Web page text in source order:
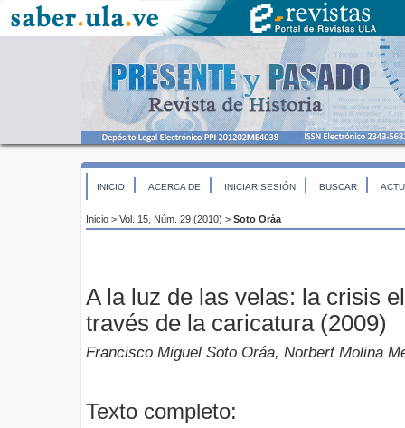
INICIO ACERCA DE INICIAR SESIÓN BUSCAR
Inicio > Vol. 15, Núm. 29 (2010) > Soto Oráa
A la luz de las velas: la crisis
través de la caricatura (2009)
Francisco Miguel Soto Oráa, Norbert Molina
Texto completo: